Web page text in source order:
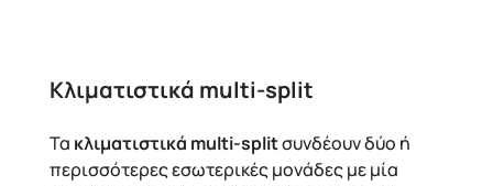
Κλιματιστικά multi-split
Τα κλιματιστικά multi-splitσυνδέουν δύο ή
περισσότερες εσωτερικές μονάδες με μία